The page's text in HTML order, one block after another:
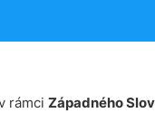
rámci Západného